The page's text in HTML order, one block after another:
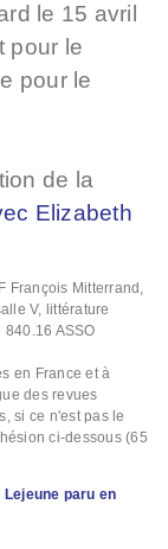
le 15 avril
pour le
pour le
de la
Elizabeth
François Mitterrand,
V, littérature
ASSO
en France et à
des revues
si ce n'est pas le
ci-dessous (65
paru en